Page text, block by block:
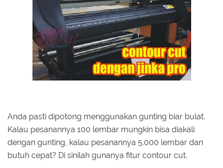
Anda pasti dipotong menggunakan gunting biar bulat.
Kalau pesanannya 100 lembar mungkin bisa diakali
dengan gunting, kalau pesanannya 5.000 lembar dan
butuh cepat? Di sinilah gunanya fitur contour cut.